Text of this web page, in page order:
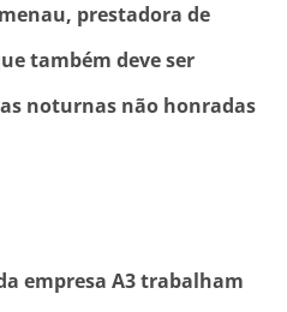
prestadora de
também deve ser
noturnas não honradas
empresa A3 trabalham